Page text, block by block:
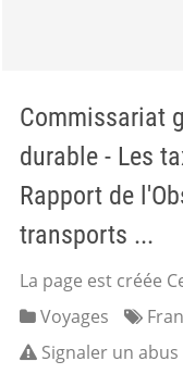
Commissariat
durable - Les
Rapport de
transports ...
La page est créée
Voyages
Signaler un abus